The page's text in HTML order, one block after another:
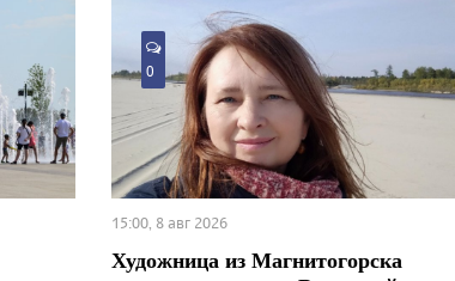
0
15:00, 8 авг 2026
Художница из Магнитогорска